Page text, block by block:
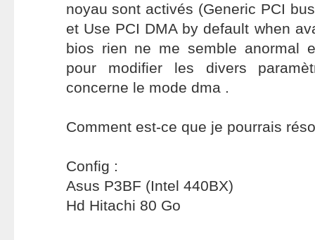
noyau sont activés (Generic PCI
et Use PCI DMA by default when
bios rien ne me semble anormal
pour modifier les divers
concerne le mode dma .
Comment est-ce que je pourrais
Config :
Asus P3BF (Intel 440BX)
Hd Hitachi 80 Go